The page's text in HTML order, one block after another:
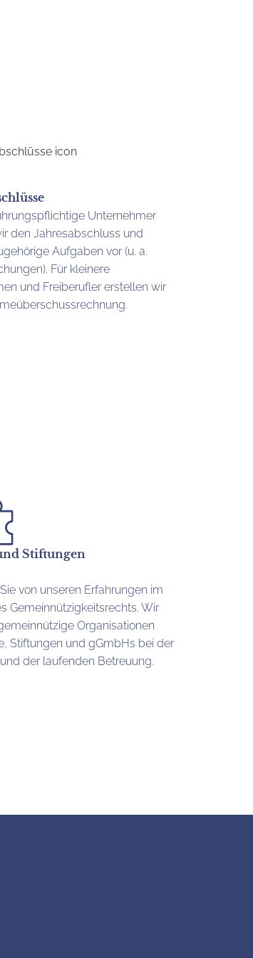
Unternehmer
den Jahresabschluss und
Aufgaben vor (u. a.
Für kleinere
und Freiberufler erstellen wir
Stiftungen
von unseren Erfahrungen im
Gemeinnützigkeitsrechts. Wir
Organisationen
Stiftungen und gGmbHs bei der
der laufenden Betreuung.